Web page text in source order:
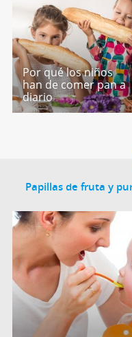
Por qué los niños
han de comer pan a
diario
Papillas de fruta y